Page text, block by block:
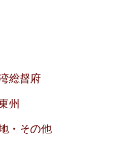
総督府
州
・その他